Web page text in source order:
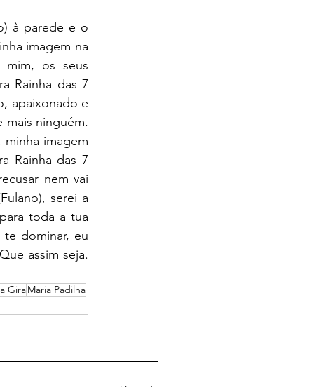
imagem na
os seus
Rainha das 7
apaixonado e
mais ninguém.
imagem
Rainha das 7
nem vai
serei a
toda a tua
te dominar, eu
assim seja.
GiraMaria Padilha